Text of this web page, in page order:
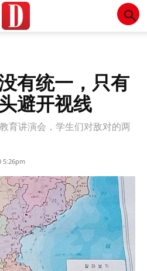
有统一，只有
避开视线
育讲演会，学生们对敌对的两
5:26pm